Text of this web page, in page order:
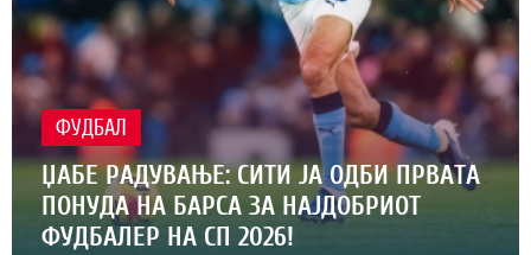
ФУДБАЛ
ЏАБЕ РАДУВАЊЕ: СИТИ ЈА ОДБИ ПРВАТА
ПОНУДА НА БАРСА ЗА НАЈДОБРИОТ
ФУДБАЛЕР НА СП 2026!